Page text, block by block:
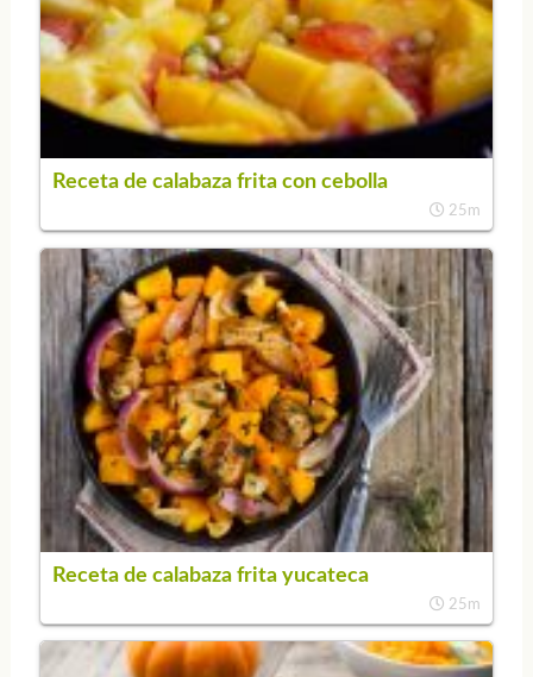
Receta de calabaza frita con cebolla
25m
Receta de calabaza frita yucateca
25m